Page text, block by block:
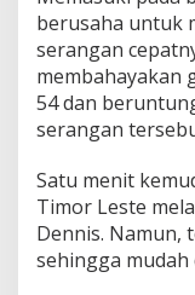
berusaha untuk
serangan
membahayakan
54 dan
serangan
Satu menit
Timor Leste
Dennis. Namun,
sehingga mudah